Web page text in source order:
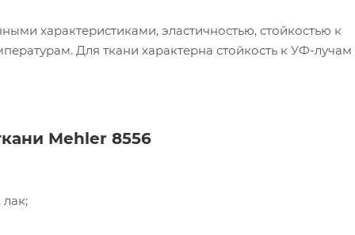
характеристиками, эластичностью, стойкостью к
Для ткани характерна стойкость к УФ-лучам
Mehler 8556
«Торговый Дом Технический Текстиль»
с ним. Подробнее - в